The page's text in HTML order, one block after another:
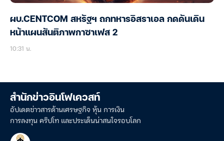
ผบ.CENTCOM สหรัฐฯ ถกทหารอิสราเอล กดดันเดิน
หน้าแผนสันติภาพกาซาเฟส 2
10:31 น.
สำนักข่าวอินโฟเควสท์
อัปเดตข่าวสารด้านเศรษฐกิจ หุ้น การเงิน
การลงทุน คริปโท และประเด็นน่าสนใจรอบโลก